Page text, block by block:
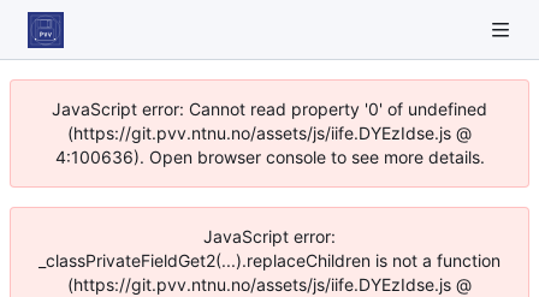
JavaScript error: Cannot read property '0' of undefined
(https://git.pvv.ntnu.no/assets/js/iife.DYEzIdse.js @
4:100636). Open browser console to see more details.
JavaScript error:
_classPrivateFieldGet2(...).replaceChildren is not a function
(https://git.pvv.ntnu.no/assets/js/iife.DYEzIdse.js @